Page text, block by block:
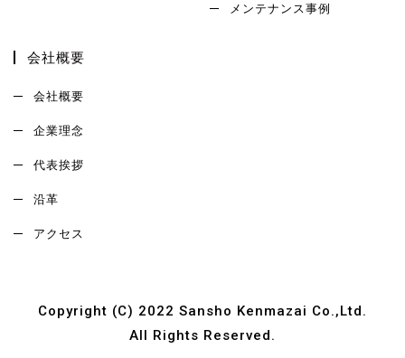
メンテナンス事例
会社概要
会社概要
企業理念
代表挨拶
沿革
アクセス
Copyright (C) 2022 Sansho Kenmazai Co.,Ltd.
All Rights Reserved.